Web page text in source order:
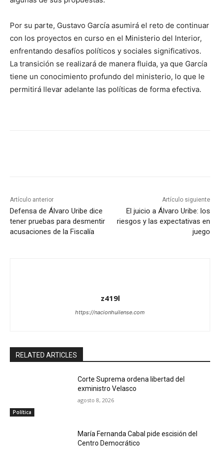
Por su parte, Gustavo García asumirá el reto de continuar
con los proyectos en curso en el Ministerio del Interior,
enfrentando desafíos políticos y sociales significativos.
La transición se realizará de manera fluida, ya que García
tiene un conocimiento profundo del ministerio, lo que le
permitirá llevar adelante las políticas de forma efectiva.
Artículo anterior
Defensa de Álvaro Uribe dice
tener pruebas para desmentir
acusaciones de la Fiscalía
Artículo siguiente
El juicio a Álvaro Uribe: los
riesgos y las expectativas en
juego
z419l
https://nacionhuilense.com
RELATED ARTICLES
Política
Corte Suprema ordena libertad del
exministro Velasco
agosto 8, 2026
María Fernanda Cabal pide escisión del
Centro Democrático